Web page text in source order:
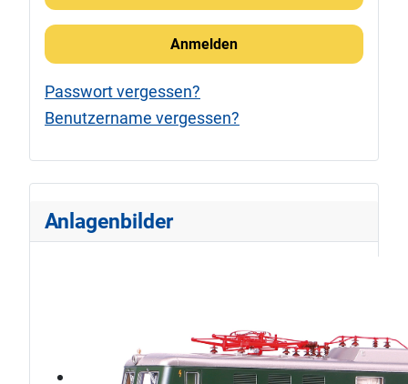
Anmelden
Passwort vergessen?
Benutzername vergessen?
Anlagenbilder